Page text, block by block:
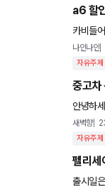
a6 할
카비들
나인나인
자유주제
중고차
안녕하세요. 저는 15만 6천 주행한 9년된 yf 소나타 타고 있고요. 출퇴근 왕복 60킬로 정도
새벽향
자유주제
펠리세